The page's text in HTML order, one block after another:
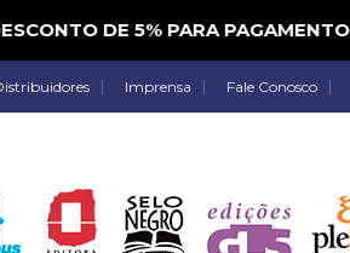
DE 5% PARA PAGAMENTOS
Imprensa Fale Conosco